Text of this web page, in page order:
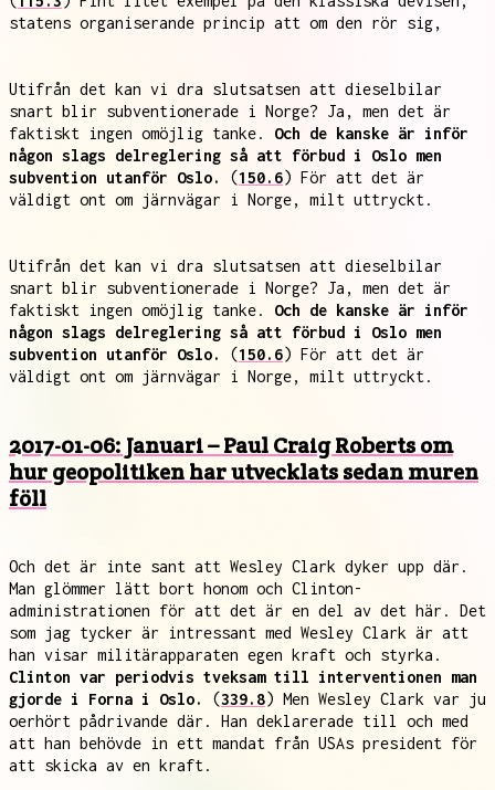
statens organiserande princip att om den rör sig,
Utifrån det kan vi dra slutsatsen att dieselbilar
snart blir subventionerade i Norge? Ja, men det är
faktiskt ingen omöjlig tanke. Och de kanske är inför
någon slags delreglering så att förbud i Oslo men
subvention utanför Oslo.
(150.6) För att det är
väldigt ont om järnvägar i Norge, milt uttryckt.
Utifrån det kan vi dra slutsatsen att dieselbilar
snart blir subventionerade i Norge? Ja, men det är
faktiskt ingen omöjlig tanke. Och de kanske är inför
någon slags delreglering så att förbud i Oslo men
subvention utanför Oslo.
(150.6) För att det är
väldigt ont om järnvägar i Norge, milt uttryckt.
2017-01-06: Januari – Paul Craig Roberts om
hur geopolitiken har utvecklats sedan muren
föll
Och det är inte sant att Wesley Clark dyker upp där.
Man glömmer lätt bort honom och Clinton-
administrationen för att det är en del av det här. Det
som jag tycker är intressant med Wesley Clark är att
han visar militärapparaten egen kraft och styrka.
Clinton var periodvis tveksam till interventionen man
gjorde i Forna i Oslo.
(339.8) Men Wesley Clark var ju
oerhört pådrivande där. Han deklarerade till och med
att han behövde in ett mandat från USAs president för
att skicka av en kraft.